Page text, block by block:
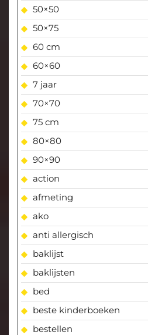
50×50
50×75
60 cm
60×60
7 jaar
70×70
75 cm
80×80
90×90
action
afmeting
ako
anti allergisch
baklijst
baklijsten
bed
beste kinderboeken
bestellen